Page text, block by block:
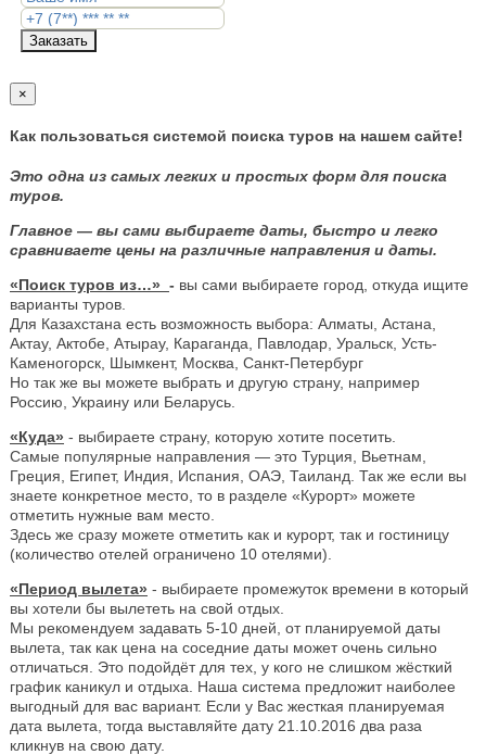
Заказать
×
Как пользоваться системой поиска туров на нашем сайте!
Это одна из самых легких и простых форм для поиска
туров.
Главное — вы сами выбираете даты, быстро и легко
сравниваете цены на различные направления и даты.
«Поиск туров из…» - вы сами выбираете город, откуда ищите
варианты туров.
Для Казахстана есть возможность выбора: Алматы, Астана,
Актау, Актобе, Атырау, Караганда, Павлодар, Уральск, Усть-
Каменогорск, Шымкент, Москва, Санкт-Петербург
Но так же вы можете выбрать и другую страну, например
Россию, Украину или Беларусь.
«Куда» - выбираете страну, которую хотите посетить.
Самые популярные направления — это Турция, Вьетнам,
Греция, Египет, Индия, Испания, ОАЭ, Таиланд. Так же если вы
знаете конкретное место, то в разделе «Курорт» можете
отметить нужные вам место.
Здесь же сразу можете отметить как и курорт, так и гостиницу
(количество отелей ограничено 10 отелями).
«Период вылета» - выбираете промежуток времени в который
вы хотели бы вылететь на свой отдых.
Мы рекомендуем задавать 5-10 дней, от планируемой даты
вылета, так как цена на соседние даты может очень сильно
отличаться. Это подойдёт для тех, у кого не слишком жёсткий
график каникул и отдыха. Наша система предложит наиболее
выгодный для вас вариант. Если у Вас жесткая планируемая
дата вылета, тогда выставляйте дату 21.10.2016 два раза
кликнув на свою дату.